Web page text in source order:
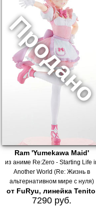
Ram 'Yumekawa Maid'
из аниме Re:Zero - Starting Life
Another World (Re: Жизнь в
альтернативном мире с нуля)
от FuRyu, линейка
7290 руб.